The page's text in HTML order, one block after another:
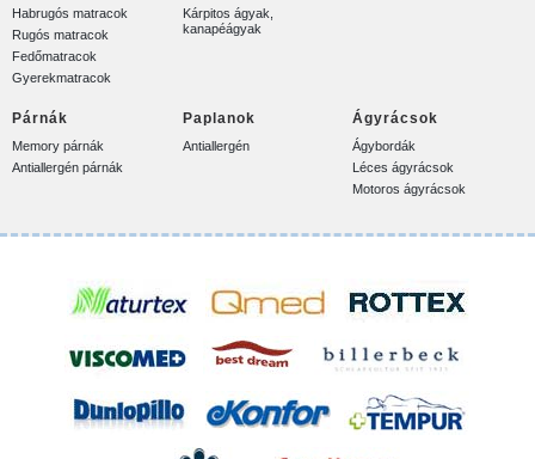
Habrugós matracok
Rugós matracok
Fedőmatracok
Gyerekmatracok
Kárpitos ágyak,
kanapéágyak
Párnák
Memory párnák
Antiallergén párnák
Paplanok
Antiallergén
Ágyrácsok
Ágybordák
Léces ágyrácsok
Motoros ágyrácsok